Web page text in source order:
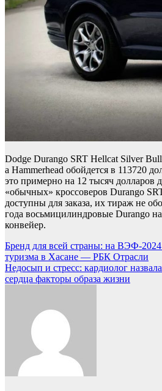
Dodge Durango SRT Hellcat Silver
а Hammerhead обойдется в 113720
это примерно на 12 тысяч долларов
«обычных» кроссоверов Durango
доступны для заказа, их тираж не
года восьмицилиндровые Durango
конвейер.
Навигация
по
записям
Бренд для всей страны: на ВЭФ-2024
туризма в Хасане — РБК Отрасли
Недосып и стресс: кардиолог
сердца факторы образа жизни